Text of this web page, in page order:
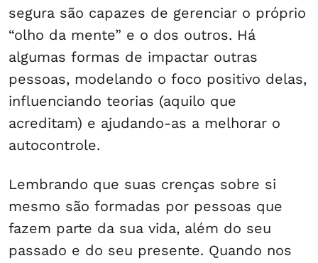
segura são capazes de gerenciar o próprio
“olho da mente” e o dos outros. Há
algumas formas de impactar outras
pessoas, modelando o foco positivo delas,
influenciando teorias (aquilo que
acreditam) e ajudando-as a melhorar o
autocontrole.
Lembrando que suas crenças sobre si
mesmo são formadas por pessoas que
fazem parte da sua vida, além do seu
passado e do seu presente. Quando nos